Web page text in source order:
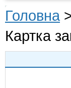
Головна
Картка